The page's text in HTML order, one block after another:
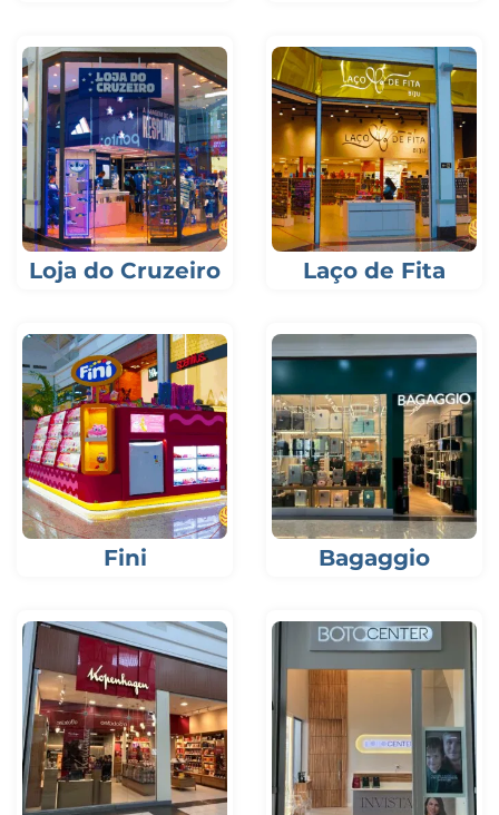
Loja do Cruzeiro Laço de Fita
Fini Bagaggio